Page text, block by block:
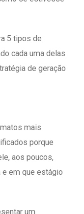
5 tipos de
cada uma delas
de geração
mais
porque
aos poucos,
e em que estágio
um